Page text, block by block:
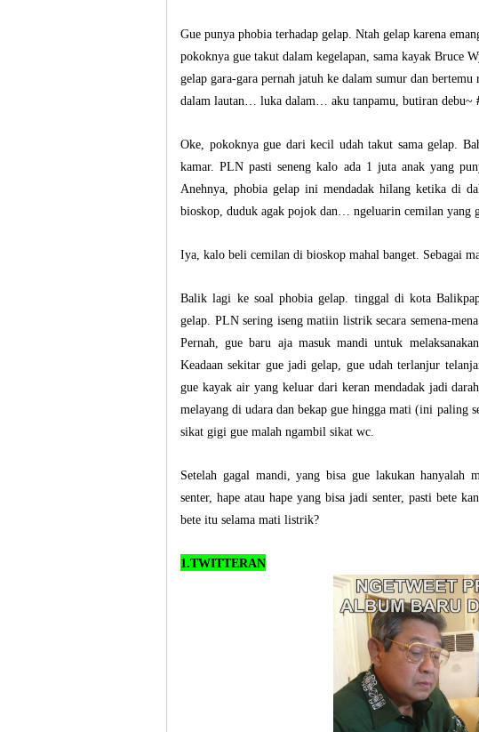
Gue punya phobia terhadap gelap. Ntah gelap karena
pokoknya gue takut dalam kegelapan, sama kayak Bruce
gelap gara-gara pernah jatuh ke dalam sumur dan
dalam lautan… luka dalam… aku tanpamu, butiran debu~
Oke, pokoknya gue dari kecil udah takut sama gelap.
kamar. PLN pasti seneng kalo ada 1 juta anak yang
Anehnya, phobia gelap ini mendadak hilang ketika di
bioskop, duduk agak pojok dan… ngeluarin cemilan yang
Iya, kalo beli cemilan di bioskop mahal banget. Sebagai
Balik lagi ke soal phobia gelap. tinggal di kota
gelap. PLN sering iseng matiin listrik secara semena-
Pernah, gue baru aja masuk mandi untuk
Keadaan sekitar gue jadi gelap, gue udah terlanjur
gue kayak air yang keluar dari keran mendadak jadi
melayang di udara dan bekap gue hingga mati (ini paling
sikat gigi gue malah ngambil sikat wc.
Setelah gagal mandi, yang bisa gue lakukan hanyalah
senter, hape atau hape yang bisa jadi senter, pasti bete
bete itu selama mati listrik?
1.TWITTERAN